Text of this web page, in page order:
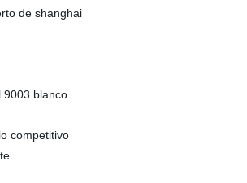
de shanghai
9003 blanco
competitivo